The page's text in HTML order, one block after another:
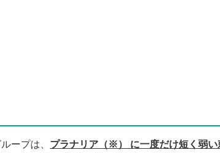
ープは、 プラナリア（※） に一度だけ短く弱い